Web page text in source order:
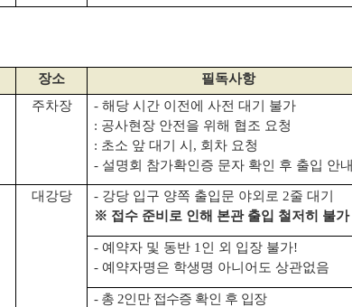
장소
필독사항
주차장 - 해당 시간 이전에 사전 대기 불가
: 공사현장 안전을 위해 협조 요청
: 초소 앞 대기 시 , 회차 요청
- 설명회 참가확인증 문자 확인 후 출입 안내
대강당 - 강당 입구 양쪽 출입문 야외로 2줄 대기
※ 접수 준비로 인해 본관 출입 철저히 불가
- 예약자 및 동반 1 인 외 입장 불가!
- 예약자명은 학생명 아니어도 상관없음
- 총 2인만 접수증 확인 후 입장